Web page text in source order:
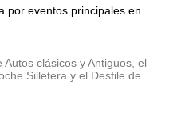
por eventos principales en
clásicos y Antiguos, el
Silletera y el Desfile de